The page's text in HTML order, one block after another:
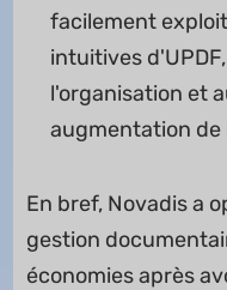
facilement
intuitives
l'organisation et
augmentation de
En bref, Novadis a
gestion
économies après